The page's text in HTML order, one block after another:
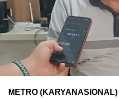
METRO (KARYANASIONAL)